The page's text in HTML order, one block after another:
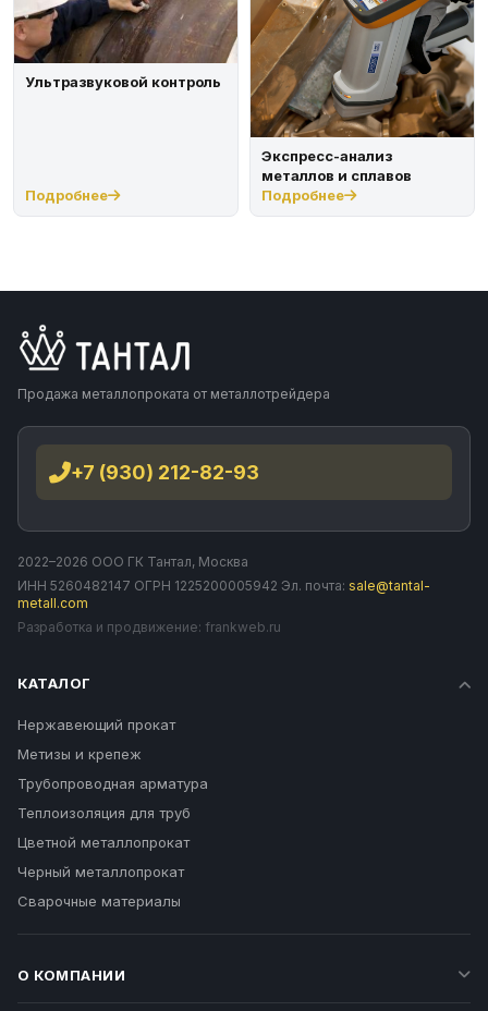
Ультразвуковой контроль
Подробнее
Экспресс-анализ
металлов и сплавов
Подробнее
Продажа металлопроката от металлотрейдера
+7 (930) 212-82-93
2022–2026 ООО ГК Тантал, Москва
ИНН 5260482147 ОГРН 1225200005942 Эл. почта: sale@tantal-
metall.com
Разработка и продвижение: frankweb.ru
КАТАЛОГ
Нержавеющий прокат
Метизы и крепеж
Трубопроводная арматура
Теплоизоляция для труб
Цветной металлопрокат
Черный металлопрокат
Сварочные материалы
О КОМПАНИИ